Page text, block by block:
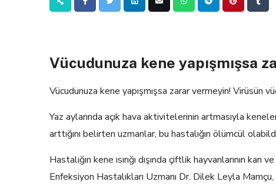
Vücudunuza kene yapışmışsa
Vücudunuza kene yapışmışsa zarar vermeyin! Virüsün
Yaz aylarında açık hava aktivitelerinin artmasıyla
arttığını belirten uzmanlar, bu hastalığın ölümcül
Hastalığın kene ısırığı dışında çiftlik hayvanlarının
Enfeksiyon Hastalıkları Uzmanı Dr. Dilek Leyla Mamçu,